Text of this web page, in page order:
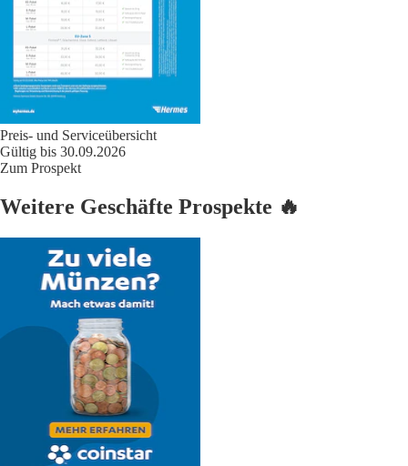
Preis- und Serviceübersicht
Gültig bis 30.09.2026
Zum Prospekt
Weitere Geschäfte Prospekte 🔥